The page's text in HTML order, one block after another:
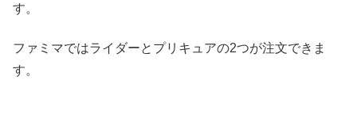
す。
ファミマではライダーとプリキュアの2つが注文できま
す。